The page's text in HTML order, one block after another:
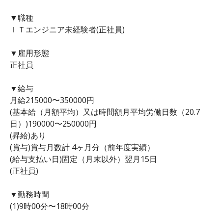
▼職種
ＩＴエンジニア未経験者(正社員)
▼雇用形態
正社員
▼給与
月給215000〜350000円
(基本給（月額平均）又は時間額月平均労働日数（20.7
日）)190000〜250000円
(昇給)あり
(賞与)賞与月数計 4ヶ月分（前年度実績）
(給与支払い日)固定（月末以外）翌月15日
(正社員)
▼勤務時間
(1)9時00分〜18時00分